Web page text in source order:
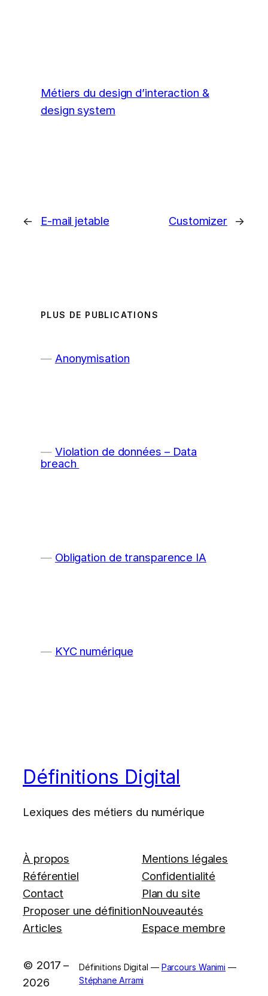
Métiers du design d’interaction &
design system
← E-mail jetable Customizer →
PLUS DE PUBLICATIONS
Anonymisation
Violation de données – Data
breach
Obligation de transparence IA
KYC numérique
Définitions Digital
Lexiques des métiers du numérique
À propos
Référentiel
Contact
Proposer une définition
Articles
Mentions légales
Confidentialité
Plan du site
Nouveautés
Espace membre
© 2017 –
2026
Définitions Digital — Parcours Wanimi —
Stéphane Arrami